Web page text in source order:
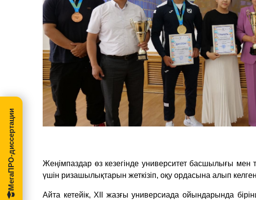
Жеңімпаздар өз кезегінде университет басшылығы мен
үшін ризашылықтарын жеткізіп, оқу ордасына алып
Айта кетейік, ХІІ жазғы универсиада ойындарында
МегаПРО-диссертации